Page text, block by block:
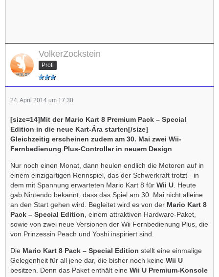
VolkerZockstein
Profi
24. April 2014 um 17:30
[size=14]Mit der Mario Kart 8 Premium Pack – Special
Edition in die neue Kart-Ära starten[/size]
Gleichzeitig erscheinen zudem am 30. Mai zwei Wii-
Fernbedienung Plus-Controller in neuem Design
Nur noch einen Monat, dann heulen endlich die Motoren auf in
einem einzigartigen Rennspiel, das der Schwerkraft trotzt - in
dem mit Spannung erwarteten Mario Kart 8 für Wii U. Heute
gab Nintendo bekannt, dass das Spiel am 30. Mai nicht alleine
an den Start gehen wird. Begleitet wird es von der Mario Kart 8
Pack – Special Edition, einem attraktiven Hardware-Paket,
sowie von zwei neue Versionen der Wii Fernbedienung Plus, die
von Prinzessin Peach und Yoshi inspiriert sind.
Die Mario Kart 8 Pack – Special Edition stellt eine einmalige
Gelegenheit für all jene dar, die bisher noch keine Wii U
besitzen. Denn das Paket enthält eine Wii U Premium-Konsole